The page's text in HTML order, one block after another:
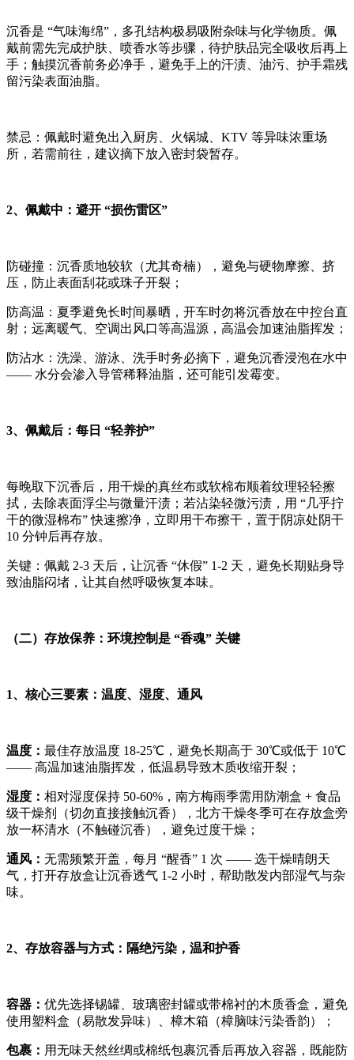
沉香是 “气味海绵”，多孔结构极易吸附杂味与化学物质。佩
戴前需先完成护肤、喷香水等步骤，待护肤品完全吸收后再上
手；触摸沉香前务必净手，避免手上的汗渍、油污、护手霜残
留污染表面油脂。
禁忌：佩戴时避免出入厨房、火锅城、KTV 等异味浓重场
所，若需前往，建议摘下放入密封袋暂存。
2、佩戴中：避开 “损伤雷区”
防碰撞：沉香质地较软（尤其奇楠），避免与硬物摩擦、挤
压，防止表面刮花或珠子开裂；
防高温：夏季避免长时间暴晒，开车时勿将沉香放在中控台直
射；远离暖气、空调出风口等高温源，高温会加速油脂挥发；
防沾水：洗澡、游泳、洗手时务必摘下，避免沉香浸泡在水中
—— 水分会渗入导管稀释油脂，还可能引发霉变。
3、佩戴后：每日 “轻养护”
每晚取下沉香后，用干燥的真丝布或软棉布顺着纹理轻轻擦
拭，去除表面浮尘与微量汗渍；若沾染轻微污渍，用 “几乎拧
干的微湿棉布” 快速擦净，立即用干布擦干，置于阴凉处阴干
10 分钟后再存放。
关键：佩戴 2-3 天后，让沉香 “休假” 1-2 天，避免长期贴身导
致油脂闷堵，让其自然呼吸恢复本味。
（二）存放保养：环境控制是 “香魂” 关键
1、核心三要素：温度、湿度、通风
温度： 最佳存放温度 18-25℃，避免长期高于 30℃或低于 10℃
—— 高温加速油脂挥发，低温易导致木质收缩开裂；
湿度： 相对湿度保持 50-60%，南方梅雨季需用防潮盒 + 食品
级干燥剂（切勿直接接触沉香），北方干燥冬季可在存放盒旁
放一杯清水（不触碰沉香），避免过度干燥；
通风： 无需频繁开盖，每月 “醒香” 1 次 —— 选干燥晴朗天
气，打开存放盒让沉香透气 1-2 小时，帮助散发内部湿气与杂
味。
2、存放容器与方式：隔绝污染，温和护香
容器： 优先选择锡罐、玻璃密封罐或带棉衬的木质香盒，避免
使用塑料盒（易散发异味）、樟木箱（樟脑味污染香韵）；
包裹： 用无味天然丝绸或棉纸包裹沉香后再放入容器，既能防